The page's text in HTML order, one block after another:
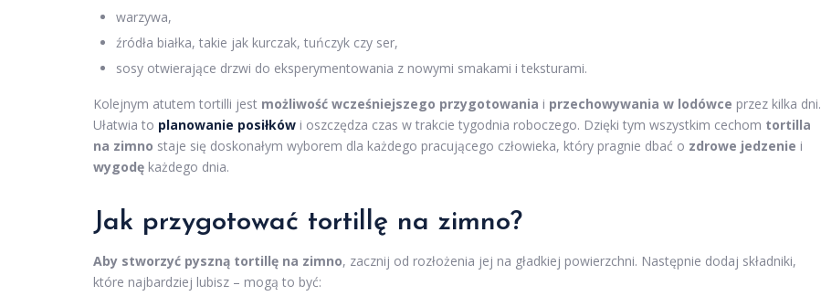
warzywa,
źródła białka, takie jak kurczak, tuńczyk czy ser,
sosy otwierające drzwi do eksperymentowania z nowymi smakami i teksturami.
Kolejnym atutem tortilli jest możliwość wcześniejszego przygotowania i przechowywania w lodówce przez kilka dni.
Ułatwia to planowanie posiłków i oszczędza czas w trakcie tygodnia roboczego. Dzięki tym wszystkim cechom tortilla
na zimno staje się doskonałym wyborem dla każdego pracującego człowieka, który pragnie dbać o zdrowe jedzenie i
wygodę każdego dnia.
Jak przygotować tortillę na zimno?
Aby stworzyć pyszną tortillę na zimno, zacznij od rozłożenia jej na gładkiej powierzchni. Następnie dodaj składniki,
które najbardziej lubisz – mogą to być: